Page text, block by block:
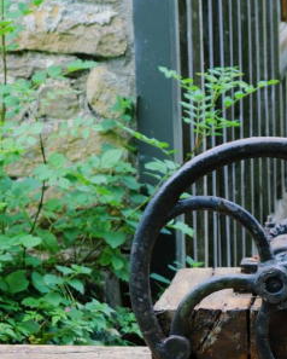
ENFANCE JEUNESSE
ASSOCIATIONS